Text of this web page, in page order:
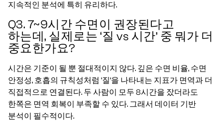
지속적인 분석에 특히 유리하다.
Q3. 7~9시간 수면이 권장된다고
하는데, 실제로는 ‘질 vs 시간’ 중 뭐가 더
중요한가요?
시간은 기준이 될 뿐 절대적이지 않다. 깊은 수면 비율, 수면
안정성, 호흡의 규칙성처럼 ‘질’을 나타내는 지표가 면역과 더
직접적으로 연결된다. 두 사람이 모두 8시간을 잤더라도
한쪽은 면역 회복이 부족할 수 있다. 그래서 데이터 기반
분석이 필수적이다.